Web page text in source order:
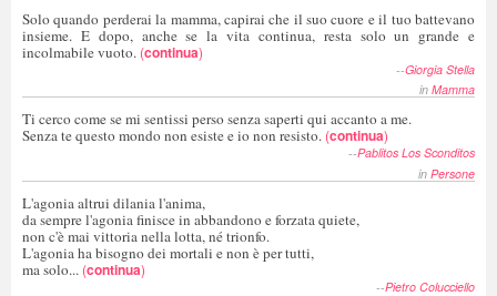
Solo quando perderai la mamma, capirai che il suo cuore e il tuo battevano
insieme. E dopo, anche se la vita continua, resta solo un grande e
incolmabile vuoto. (continua)
--Giorgia Stella
in Mamma
Ti cerco come se mi sentissi perso senza saperti qui accanto a me.
Senza te questo mondo non esiste e io non resisto. (continua)
--Pablitos Los Sconditos
in Persone
L'agonia altrui dilania l'anima,
da sempre l'agonia finisce in abbandono e forzata quiete,
non c'è mai vittoria nella lotta, né trionfo.
L'agonia ha bisogno dei mortali e non è per tutti,
ma solo... (continua)
--Pietro Colucciello